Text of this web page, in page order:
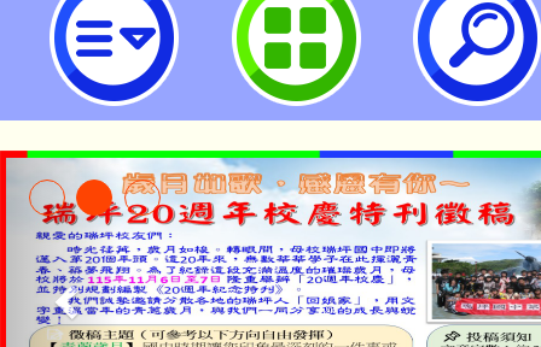
學網」（GEPT iPrep）同步開放-
民中學